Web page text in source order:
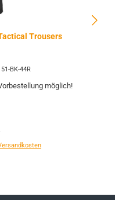
Trousers
BK-44R
möglich!